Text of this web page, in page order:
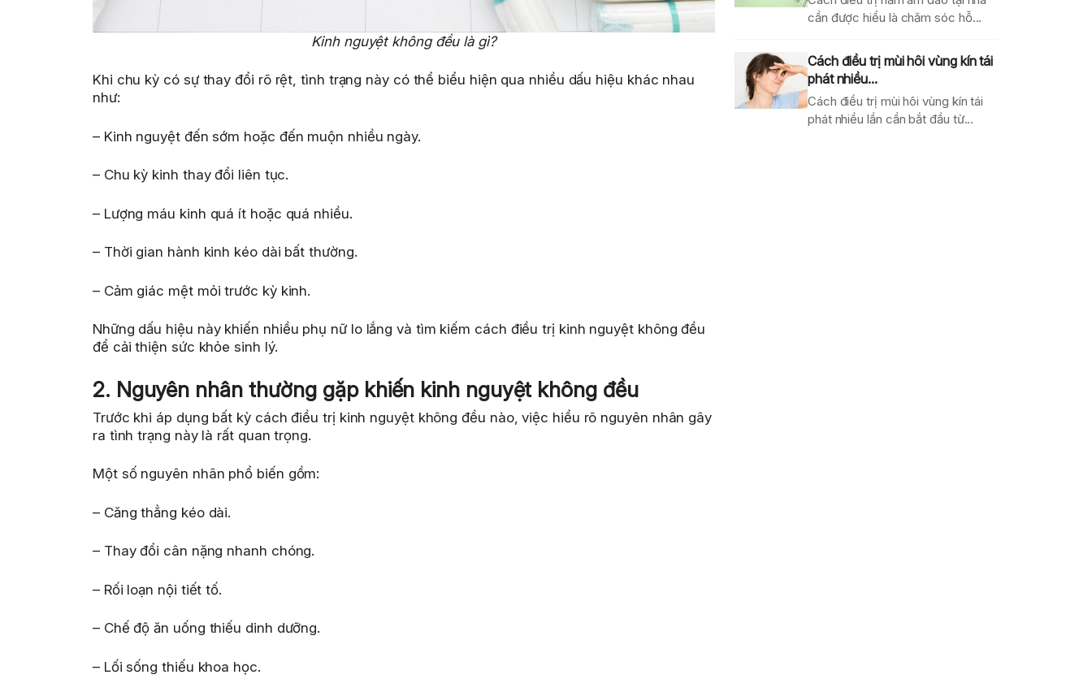
Kinh nguyệt không đều là gì?
Khi chu kỳ có sự thay đổi rõ rệt, tình trạng này có thể biểu hiện qua nhiều dấu hiệu khác nhau
như:
– Kinh nguyệt đến sớm hoặc đến muộn nhiều ngày.
– Chu kỳ kinh thay đổi liên tục.
– Lượng máu kinh quá ít hoặc quá nhiều.
– Thời gian hành kinh kéo dài bất thường.
– Cảm giác mệt mỏi trước kỳ kinh.
Những dấu hiệu này khiến nhiều phụ nữ lo lắng và tìm kiếm cách điều trị kinh nguyệt không đều
để cải thiện sức khỏe sinh lý.
2. Nguyên nhân thường gặp khiến kinh nguyệt không đều
Trước khi áp dụng bất kỳ cách điều trị kinh nguyệt không đều nào, việc hiểu rõ nguyên nhân gây
ra tình trạng này là rất quan trọng.
Một số nguyên nhân phổ biến gồm:
– Căng thẳng kéo dài.
– Thay đổi cân nặng nhanh chóng.
– Rối loạn nội tiết tố.
– Chế độ ăn uống thiếu dinh dưỡng.
– Lối sống thiếu khoa học.
cần được hiểu là chăm sóc hỗ...
Cách điều trị mùi hôi vùng kín tái
phát nhiều...
Cách điều trị mùi hôi vùng kín tái
phát nhiều lần cần bắt đầu từ...